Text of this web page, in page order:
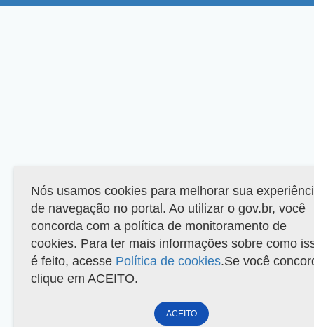
Nós usamos cookies para melhorar sua
de navegação no portal. Ao utilizar o gov.br, você
concorda com a política de monitoramento de
cookies. Para ter mais informações sobre como
é feito, acesse Política de cookies.Se você
clique em ACEITO.
ACEITO